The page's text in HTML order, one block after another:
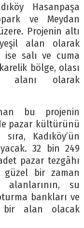
Hasanpaşa
ve Meydan
Projenin altı
alan olarak
salı ve cuma
bölge, olası
alanı olarak
bu projenin
pazar kültürünü
Kadıköy’ün
32 bin 249
pazar tezgâhı
güzel bir zaman
alanlarının, su
bankları ve
bir alan olacak